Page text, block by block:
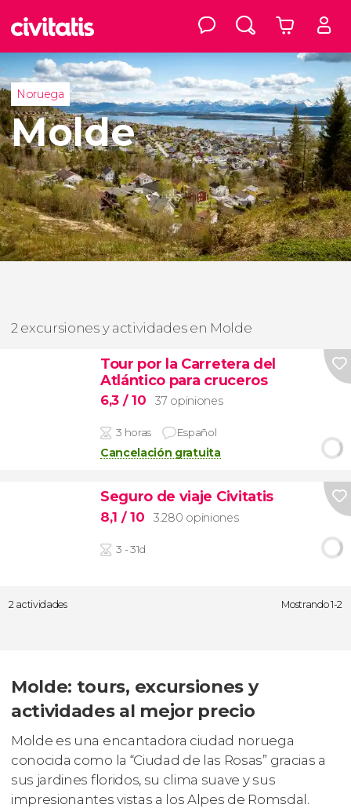
Noruega
Molde
2 excursiones y actividades en Molde
Tour por la Carretera del
Atlántico para cruceros
6,3 / 10 37 opiniones
3 horas Español
Cancelación gratuita
Seguro de viaje Civitatis
8,1 / 10 3.280 opiniones
3 - 31d
2 actividades Mostrando 1-2
Molde: tours, excursiones y
actividades al mejor precio
Molde es una encantadora ciudad noruega
conocida como la “Ciudad de las Rosas” gracias a
sus jardines floridos, su clima suave y sus
impresionantes vistas a los Alpes de Romsdal.